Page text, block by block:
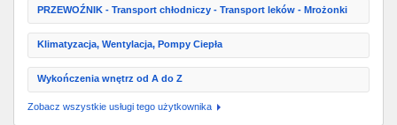
PRZEWOŹNIK - Transport chłodniczy - Transport leków - Mrożonki
Klimatyzacja, Wentylacja, Pompy Ciepła
Wykończenia wnętrz od A do Z
Zobacz wszystkie usługi tego użytkownika